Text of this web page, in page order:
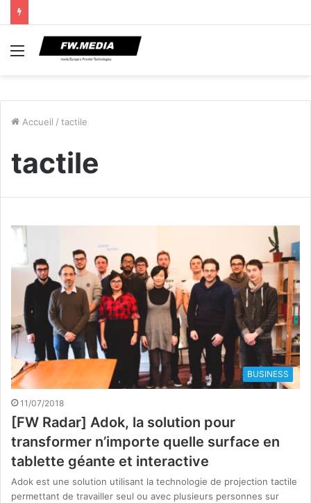
Menu
Accueil / tactile
tactile
BUSINESS
11/07/2018
[FW Radar] Adok, la solution pour
transformer n’importe quelle surface en
tablette géante et interactive
Adok est une solution utilisant la technologie de projection tactile
permettant de travailler seul ou avec plusieurs personnes sur